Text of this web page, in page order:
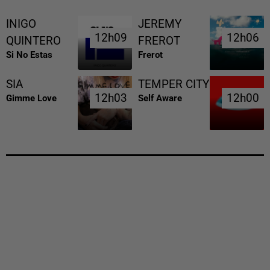
INIGO
QUINTERO
Si No Estas
12h09
12h09
JEREMY
FREROT
Frerot
12h06
12h06
SIA
Gimme Love 12h03
12h03
TEMPER CITY
Self Aware 12h00
12h00